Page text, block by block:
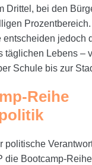
Drittel, bei den
entscheiden jedoch
täglichen Lebens –
Schule bis zur
Reihe
politische
die Bootcamp-